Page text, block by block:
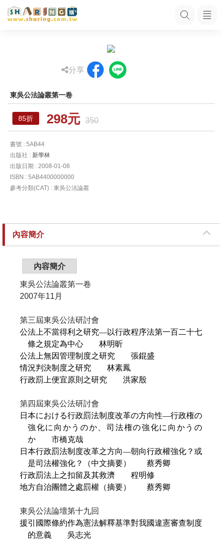
分享
東吳公法論叢第一卷
85折 298元 350
書號 : 5AB44
出版社 : 新學林
出版日期 : 2008-01-08
ISBN : 5AB4400000000
參考分類(CAT) : 東吳公法論叢
內容簡介
內容簡介
東吳公法論叢第一卷
2007年11 月
第三屆東吳公法研討會
公法上不當得利之研究—以行政程序法第一百二十七
條之規定為中心 林明昕
公法上無因管理制度之研究 張錕盛
情況判決制度之研究 林素鳳
行政罰上便宜原則之研究 洪家殷
第四屆東吳公法研討會
日本における行政罰法制度改革の方向性—行政権の
強化に向かうのか、司法権の強化に向かうの
か 市橋克哉
日本行政罰法制度改革之方向—朝向行政權強化？或
是司法權強化？（中文摘要） 蔡秀卿
行政罰法上之扣留及其救濟 程明修
地方自治團體之處罰權（摘要） 蔡秀卿
東吳公法論壇第十九回
援引國際條約作為憲法解釋基準對我國違憲審查制度
的意義 吳志光